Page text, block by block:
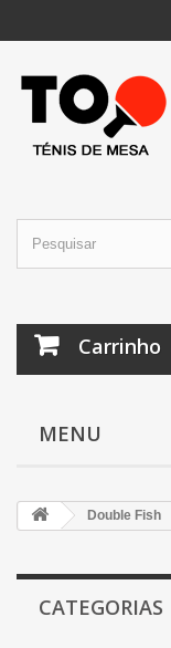
Carrinho
MENU
Double Fish
CATEGORIAS